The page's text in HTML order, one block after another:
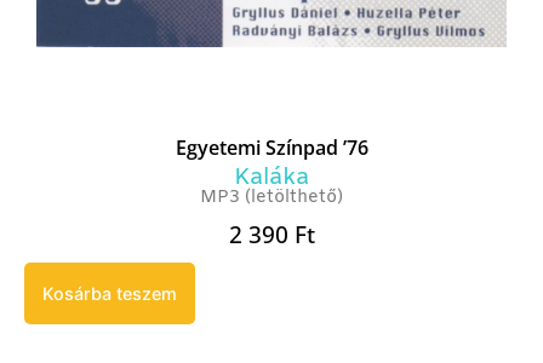
Egyetemi Színpad ’76
Kaláka
MP3 (letölthető)
2 390 Ft
Kosárba teszem